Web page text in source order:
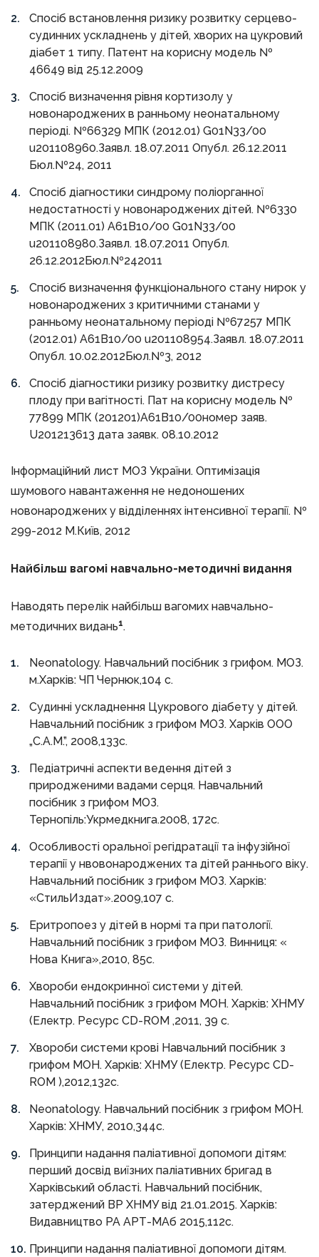
Спосіб встановлення ризику розвитку серцево-
судинних ускладнень у дітей, хворих на цукровий
діабет 1 типу. Патент на корисну модель №
46649 від 25.12.2009
Спосіб визначення рівня кортизолу у
новонароджених в ранньому неонатальному
періоді. №66329 МПК (2012.01) G01N33/00
u201108960.Заявл. 18.07.2011 Опубл. 26.12.2011
Бюл.№24, 2011
Спосіб діагностики синдрому поліорганної
недостатності у новонароджених дітей. №6330
МПК (2011.01) А61В10/00 G01N33/00
u201108980.Заявл. 18.07.2011 Опубл.
26.12.2012Бюл.№242011
Спосіб визначення функціонального стану нирок у
новонароджених з критичними станами у
ранньому неонатальному періоді №67257 МПК
(2012.01) А61В10/00 u201108954.Заявл. 18.07.2011
Опубл. 10.02.2012Бюл.№3, 2012
Спосіб діагностики ризику розвитку дистресу
плоду при вагітності. Пат на корисну модель №
77899 МПК (201201)А61В10/00номер заяв.
U201213613 дата заявк. 08.10.2012
Інформаційний лист МОЗ України. Оптимізація
шумового навантаження не недоношених
новонароджених у відділеннях інтенсивної терапії. №
299-2012 М.Київ, 2012
Найбільш вагомі навчально-методичні видання
Наводять перелік найбільш вагомих навчально-
методичних видань1.
Neonatology. Навчальний посібник з грифом. МОЗ.
м.Харків: ЧП Чернюк,104 с.
Судинні ускладнення Цукрового діабету у дітей.
Навчальний посібник з грифом МОЗ. Харків ООО
„С.А.М.”, 2008,133с.
Педіатричні аспекти ведення дітей з
природженими вадами серця. Навчальний
посібник з грифом МОЗ.
Тернопіль:Укрмедкнига.2008, 172с.
Особливості оральної регідратації та інфузійної
терапії у нвовонароджених та дітей раннього віку.
Навчальний посібник з грифом МОЗ. Харків:
«СтильИздат».2009,107 с.
Еритропоез у дітей в нормі та при патології.
Навчальний посібник з грифом МОЗ. Винниця: «
Нова Книга»,2010, 85с.
Хвороби ендокринної системи у дітей.
Навчальний посібник з грифом МОН. Харків: ХНМУ
(Електр. Ресурс CD-ROM ,2011, 39 с.
Хвороби системи крові Навчальний посібник з
грифом МОН. Харків: ХНМУ (Електр. Ресурс CD-
ROM ),2012,132с.
Neonatology. Навчальний посібник з грифом МОН.
Харків: ХНМУ, 2010,344с.
Принципи надання паліативної допомоги дітям:
перший досвід виїзних паліативних бригад в
Харківський області. Навчальний посібник,
затерджений ВР ХНМУ від 21.01.2015. Харків:
Видавництво РА АРТ-МАб 2015,112с.
Принципи надання паліативної допомоги дітям.